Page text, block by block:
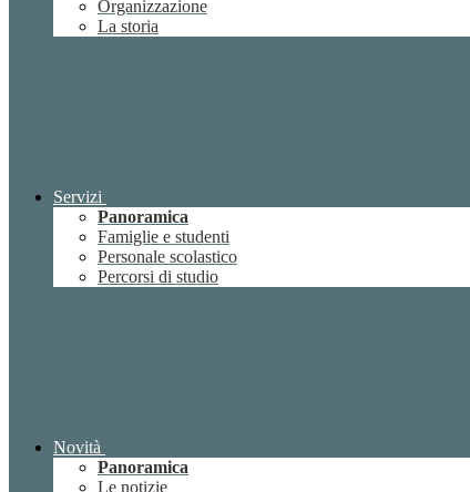
Organizzazione
La storia
Servizi
Panoramica
Famiglie e studenti
Personale scolastico
Percorsi di studio
Novità
Panoramica
Le notizie